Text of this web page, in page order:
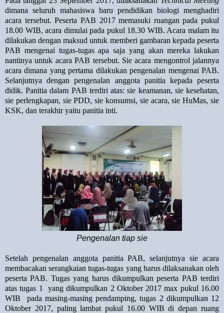
dimana seluruh mahasiswa baru pendidikan biologi menghadiri
acara tersebut. Peserta PAB 2017 memasuki ruangan pada pukul
18.00 WIB, acara dimulai pada pukul 18.30 WIB. Acara malam itu
dilakukan dengan maksud untuk memberi gambaran kepada peserta
PAB mengenai tugas-tugas apa saja yang akan mereka lakukan
nantinya untuk acara PAB tersebut. Sie acara mengontrol jalannya
acara dimana yang pertama dilakukan pengenalan mengenai PAB.
Selanjutnya dengan pengenalan anggota panitia kepada peserta
didik. Panitia dalam PAB terdiri atas: sie keamanan, sie kesehatan,
sie perlengkapan, sie PDD, sie konsumsi, sie acara, sie HuMas, sie
KSK, dan terakhir yaitu panitia inti.
Pengenalan tiap sie
Setelah pengenalan anggota panitia PAB, selanjutnya sie acara
membacakan serangkaian tugas-tugas yang harus dilaksanakan oleh
peserta PAB. Tugas yang harus dikumpulkan peserta PAB terdiri
atas tugas 1
yang dikumpulkan 2 Oktober 2017 max pukul 16.00
WIB
pada masing-masing pendamping, tugas 2 dikumpulkan 12
Oktober 2017, paling lambat pukul 16.00 WIB di depan ruang